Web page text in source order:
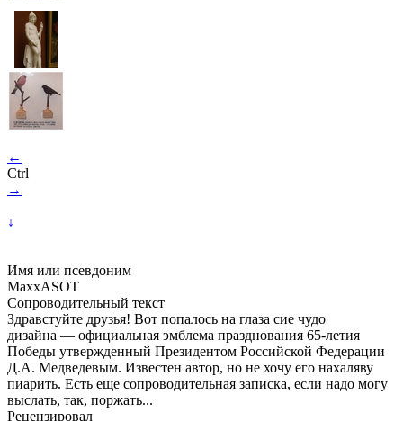
←
Ctrl
→
↓
Имя или псевдоним
MaxxASOT
Сопроводительный текст
Здравстуйте друзья! Вот попалось на глаза сие чудо
дизайна — официальная эмблема празднования 65-летия
Победы утвержденный Президентом Российской Федерации
Д.А. Медведевым. Известен автор, но не хочу его нахаляву
пиарить. Есть еще сопроводительная записка, если надо могу
выслать, так, поржать...
Рецензировал